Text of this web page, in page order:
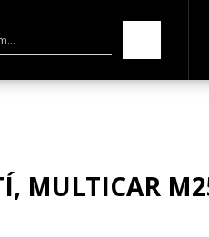
MULTICAR